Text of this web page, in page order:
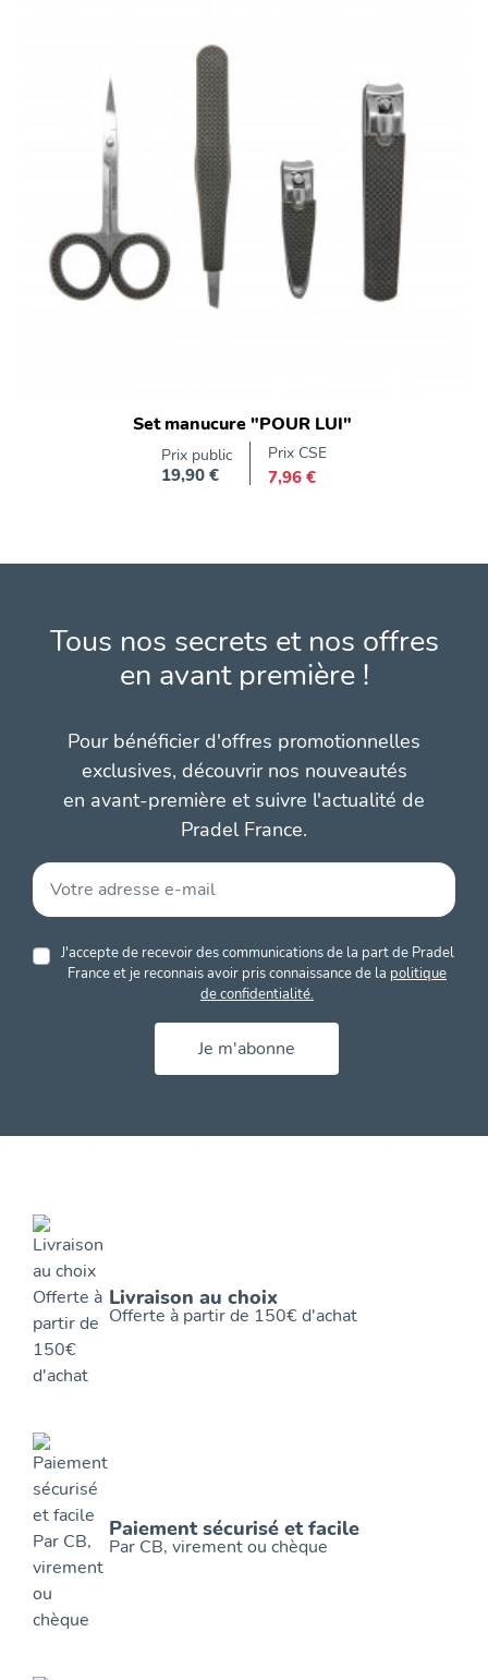
Set manucure "POUR LUI"
Prix public
Prix
19,90 €
Prix CSE
7,96 €
Tous nos secrets et nos offres
en avant première !
Pour bénéficier d'offres promotionnelles
exclusives, découvrir nos nouveautés
en avant-première et suivre l'actualité de
Pradel France.
J'accepte de recevoir des communications de la part de Pradel
France et je reconnais avoir pris connaissance de la politique
de confidentialité.
Je m'abonne
Livraison au choix
Offerte à partir de 150€ d'achat
Paiement sécurisé et facile
Par CB, virement ou chèque